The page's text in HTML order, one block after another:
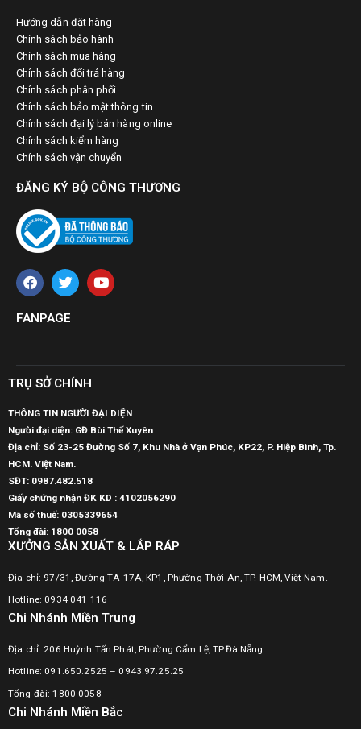
Hướng dẫn đặt hàng
Chính sách bảo hành
Chính sách mua hàng
Chính sách đổi trả hàng
Chính sách phân phối
Chính sách bảo mật thông tin
Chính sách đại lý bán hàng online
Chính sách kiểm hàng
Chính sách vận chuyển
ĐĂNG KÝ BỘ CÔNG THƯƠNG
FANPAGE
TRỤ SỞ CHÍNH
THÔNG TIN NGƯỜI ĐẠI DIỆN
Người đại diện: GĐ Bùi Thế Xuyên
Địa chỉ: Số 23-25 Đường Số 7, Khu Nhà ở Vạn Phúc, KP22, P. Hiệp Bình, Tp.
HCM. Việt Nam.
SĐT: 0987.482.518
Giấy chứng nhận ĐK KD : 4102056290
Mã số thuế: 0305339654
Tổng đài: 1800 0058
XƯỞNG SẢN XUẤT & LẮP RÁP
Địa chỉ: 97/31, Đường TA 17A, KP1, Phường Thới An, TP. HCM, Việt Nam.
Hotline: 0934 041 116
Chi Nhánh Miền Trung
Địa chỉ: 206 Huỳnh Tấn Phát, Phường Cẩm Lệ, TP.Đà Nẵng
Hotline: 091.650.2525 – 0943.97.25.25
Tổng đài: 1800 0058
Chi Nhánh Miền Bắc